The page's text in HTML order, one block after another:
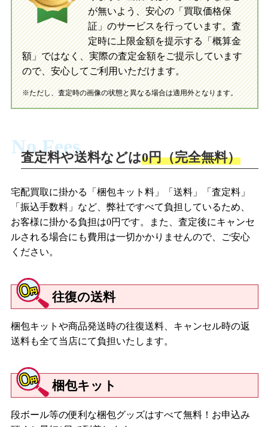
買取の流れ 写真の撮影方法
初めての方へ LINE査定の流れ 写真の撮影方法
が無いよう、安心の「買取価格保
証」のサービスを行っています。査
定時に上限金額を提示する「概算金
額」ではなく、実際の査定金額をご提示しています
ので、安心してご利用いただけます。
※ただし、査定時の画像の状態と異なる場合は適用外となります。
No Fees
査定料や送料などは0円（完全無料）
宅配買取に掛かる「梱包キット料」「送料」「査定料」
「振込手数料」など、弊社ですべて負担しているため、
お客様に掛かる負担は0円です。また、査定後にキャンセ
ルされる場合にも費用は一切かかりませんので、ご安心
ください。
往復の送料
梱包キットや商品発送時の往復送料、キャンセル時の返
送料も全て当店にて負担いたします。
梱包キット
段ボール等の便利な梱包グッズはすべて無料！お申込み